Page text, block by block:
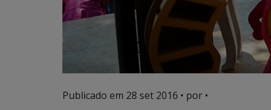
Publicado em 28 set 2016 • por •